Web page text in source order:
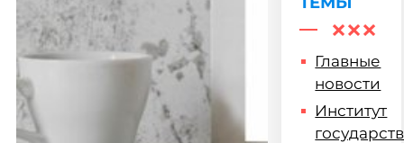
Главные
новости
Институт